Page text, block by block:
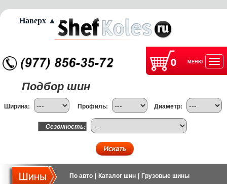
0 МЕНЮ
Подбор шин
Ширина: Профиль: Диаметр:
Сезонность:
По авто Каталог шин Грузовые шины
Наверх ▲